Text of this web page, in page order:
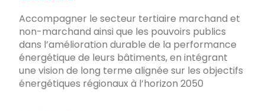
Accompagner le secteur tertiaire marchand et
non-marchand ainsi que les pouvoirs publics
dans l’amélioration durable de la performance
énergétique de leurs bâtiments, en intégrant
une vision de long terme alignée sur les objectifs
énergétiques régionaux à l’horizon 2050